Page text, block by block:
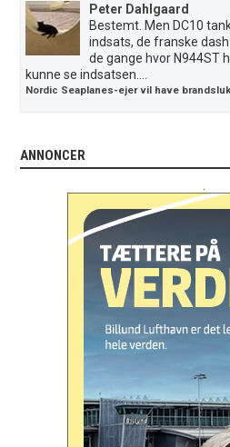
Peter Dahlgaard
Bestemt. Men DC10
indsats, de franske
de gange hvor N944ST
kunne se indsatsen....
Nordic Seaplanes-ejer vil have
ANNONCER